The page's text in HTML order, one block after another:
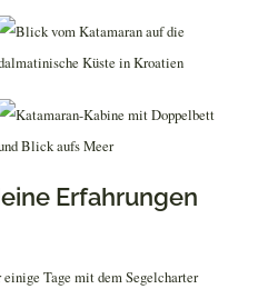
Erfahrungen
Tage mit dem Segelcharter